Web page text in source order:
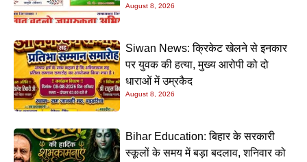
August 8, 2026
Siwan News: क्रिकेट खेलने से इनकार
पर युवक की हत्या, मुख्य आरोपी को दो
धाराओं में उम्रकैद
August 8, 2026
Bihar Education: बिहार के सरकारी
स्कूलों के समय में बड़ा बदलाव, शनिवार को